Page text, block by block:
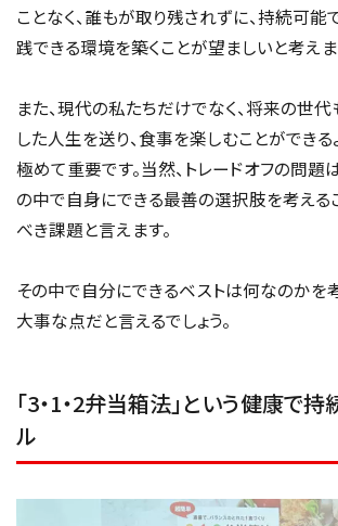
ことなく、誰もが取り残されずに、持続可
践できる環境を築くことが望ましいと考えま
また、現代の私たちだけでなく、将来の世
した人生を送り、食事を楽しむことができ
極めて重要です。当然、トレードオフの問題
の中で自身にできる最善の選択肢を考える
べき課題と言えます。
その中で自分にできるベストは何なのかを
大事な点だと言えるでしょう。
「3・1・2弁当箱法」という健康で
ル